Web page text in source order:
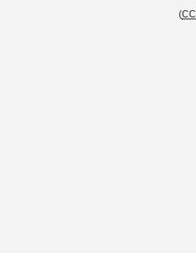
(CC